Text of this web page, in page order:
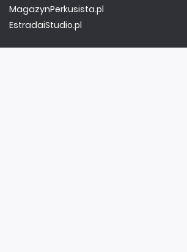
MagazynPerkusista.pl
EstradaiStudio.pl